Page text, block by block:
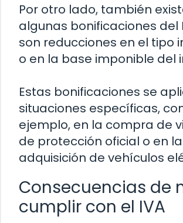
Por otro lado, también
algunas bonificaciones del
son reducciones en el tipo
o en la base imponible del
Estas bonificaciones se
situaciones específicas,
ejemplo, en la compra de
de protección oficial o en la
adquisición de vehículos
Consecuencias de
cumplir con el IVA